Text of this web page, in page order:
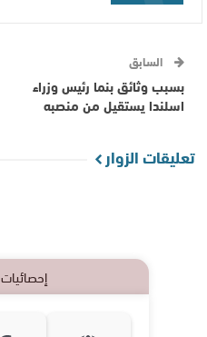
السابق
بسبب وثائق بنما رئيس وزراء
اسلندا يستقيل من منصبه
تعليقات الزوار